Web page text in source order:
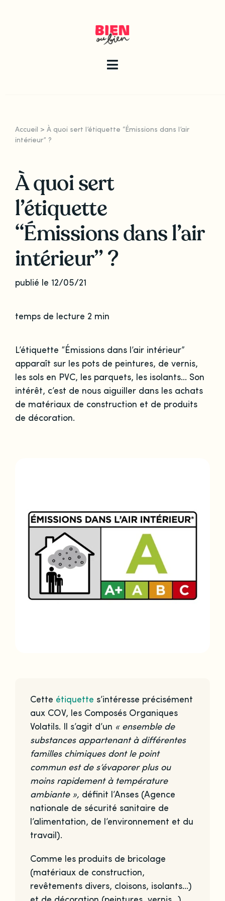
Toggle
Les articles
Qui sommes-nous ?
Accueil > À quoi sert l’étiquette “Émissions dans l’air
intérieur” ?
À quoi sert
l’étiquette
“Émissions dans l’air
intérieur” ?
publié le 12/05/21
temps de lecture 2 min
L’étiquette “Émissions dans l’air intérieur”
apparaît sur les pots de peintures, de vernis,
les sols en PVC, les parquets, les isolants… Son
intérêt, c’est de nous aiguiller dans les achats
de matériaux de construction et de produits
de décoration.
Cette étiquette s’intéresse précisément
aux COV, les Composés Organiques
Volatils. Il s’agit d’un « ensemble de
substances appartenant à différentes
familles chimiques dont le point
commun est de s’évaporer plus ou
moins rapidement à température
ambiante », définit l’Anses (Agence
nationale de sécurité sanitaire de
l’alimentation, de l’environnement et du
travail).
Comme les produits de bricolage
(matériaux de construction,
revêtements divers, cloisons, isolants…)